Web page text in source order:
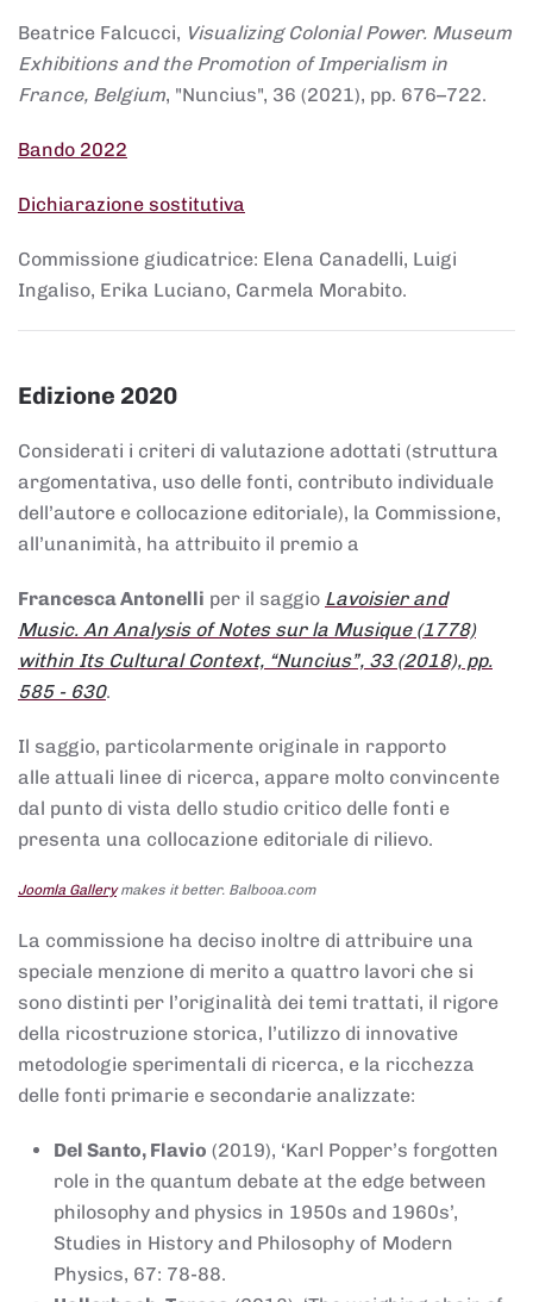
Beatrice Falcucci, Visualizing Colonial Power. Museum
Exhibitions and the Promotion of Imperialism in
France, Belgium, "Nuncius", 36 (2021), pp. 676–722.
Bando 2022
Dichiarazione sostitutiva
Commissione giudicatrice: Elena Canadelli, Luigi
Ingaliso, Erika Luciano, Carmela Morabito.
Edizione 2020
Considerati i criteri di valutazione adottati (struttura
argomentativa, uso delle fonti, contributo individuale
dell’autore e collocazione editoriale), la Commissione,
all’unanimità, ha attribuito il premio a
Francesca Antonelli per il saggio Lavoisier and
Music. An Analysis of Notes sur la Musique (1778)
within Its Cultural Context, “Nuncius”, 33 (2018), pp.
585 - 630.
Il saggio, particolarmente originale in rapporto
alle attuali linee di ricerca, appare molto convincente
dal punto di vista dello studio critico delle fonti e
presenta una collocazione editoriale di rilievo.
Joomla Gallerymakes it better. Balbooa.com
La commissione ha deciso inoltre di attribuire una
speciale menzione di merito a quattro lavori che si
sono distinti per l’originalità dei temi trattati, il rigore
della ricostruzione storica, l’utilizzo di innovative
metodologie sperimentali di ricerca, e la ricchezza
delle fonti primarie e secondarie analizzate:
Del Santo, Flavio (2019), ‘Karl Popper’s forgotten
role in the quantum debate at the edge between
philosophy and physics in 1950s and 1960s’,
Studies in History and Philosophy of Modern
Physics, 67: 78-88.